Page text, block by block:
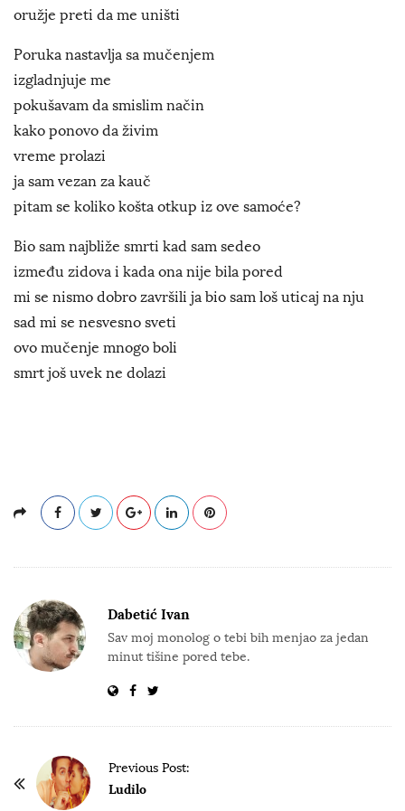
oružje preti da me uništi
Poruka nastavlja sa mučenjem
izgladnjuje me
pokušavam da smislim način
kako ponovo da živim
vreme prolazi
ja sam vezan za kauč
pitam se koliko košta otkup iz ove samoće?
Bio sam najbliže smrti kad sam sedeo
između zidova i kada ona nije bila pored
mi se nismo dobro završili ja bio sam loš uticaj na nju
sad mi se nesvesno sveti
ovo mučenje mnogo boli
smrt još uvek ne dolazi
Dabetić Ivan
Sav moj monolog o tebi bih menjao za jedan
minut tišine pored tebe.
Previous Post:
Ludilo